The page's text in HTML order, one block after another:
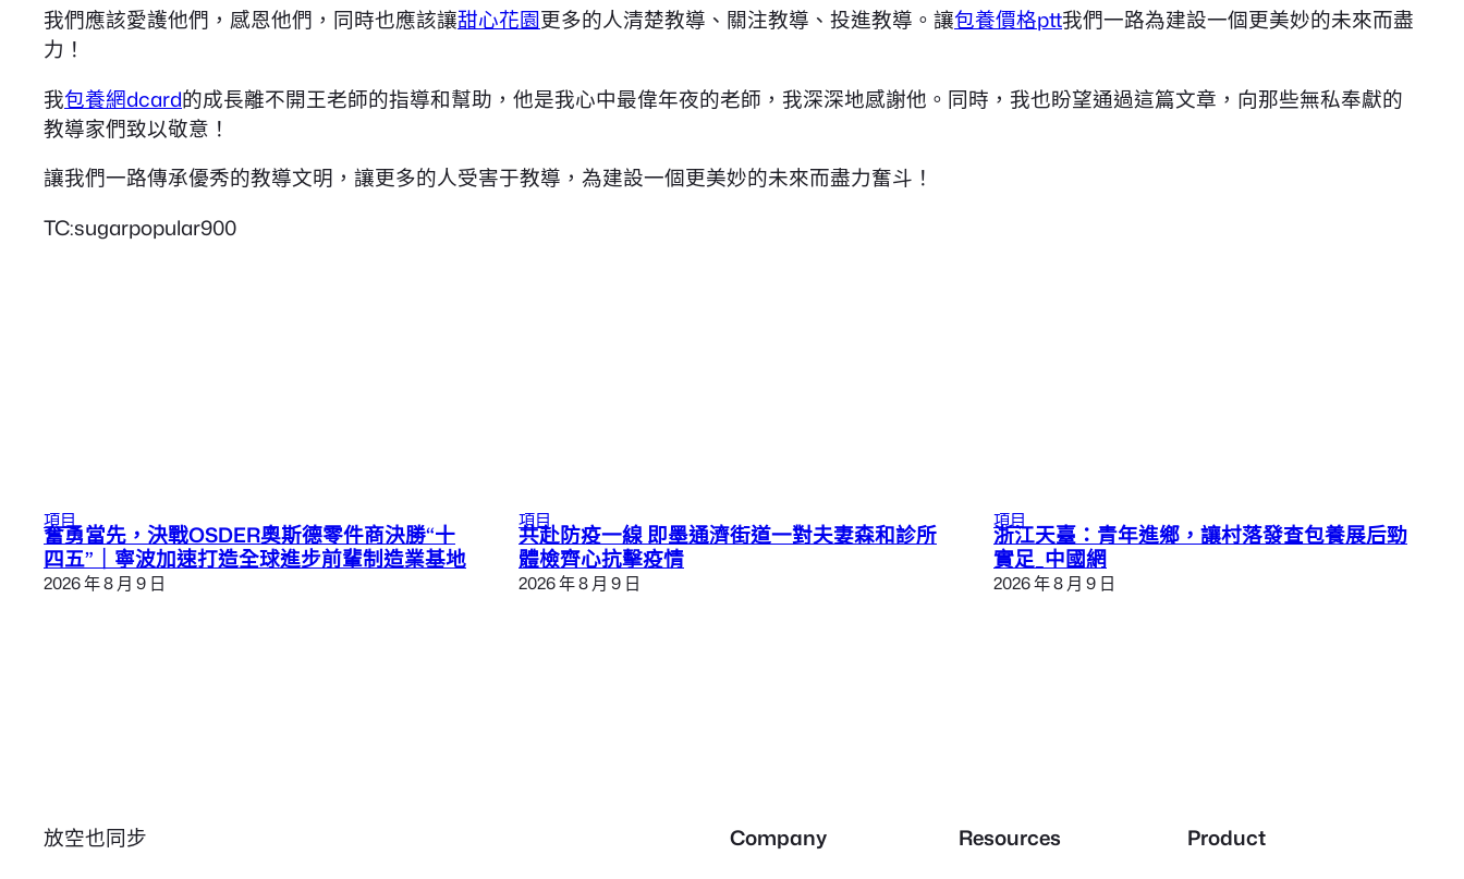
我們應該愛護他們，感恩他們，同時也應該讓甜心花園更多的人清楚教導、關注教導、投進教導。讓包養價格ptt我們一路為建設一個更美妙的未來而盡
力！
我包養網dcard的成長離不開王老師的指導和幫助，他是我心中最偉年夜的老師，我深深地感謝他。同時，我也盼望通過這篇文章，向那些無私奉獻的
教導家們致以敬意！
讓我們一路傳承優秀的教導文明，讓更多的人受害于教導，為建設一個更美妙的未來而盡力奮斗！
TC:sugarpopular900
項目
奮勇當先，決戰OSDER奧斯德零件商決勝“十
四五”｜寧波加速打造全球進步前輩制造業基地
2026 年 8 月 9 日
項目
共赴防疫一線 即墨通濟街道一對夫妻森和診所
體檢齊心抗擊疫情
2026 年 8 月 9 日
項目
浙江天臺：青年進鄉，讓村落發查包養展后勁
實足_中國網
2026 年 8 月 9 日
放空也同步 Company Resources Product